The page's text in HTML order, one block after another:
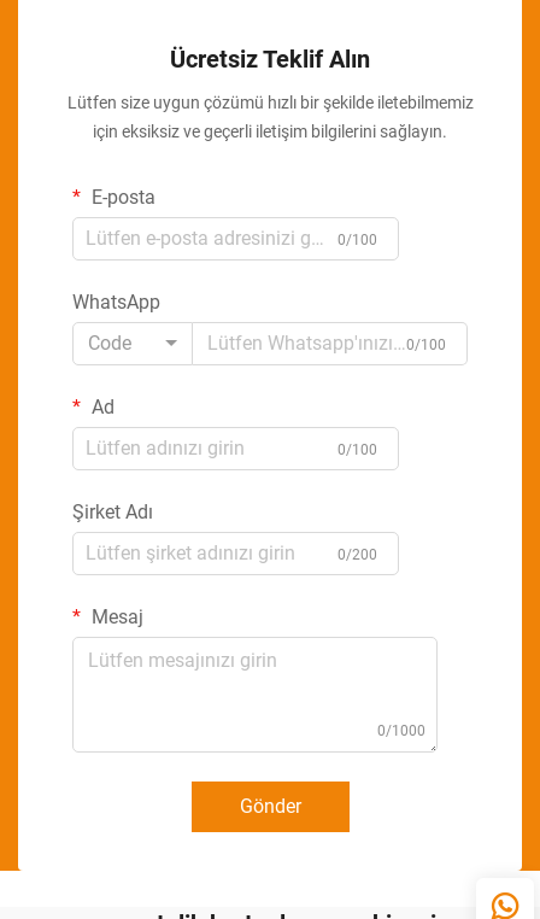
Ücretsiz Teklif Alın
Lütfen size uygun çözümü hızlı bir şekilde iletebilmemiz
için eksiksiz ve geçerli iletişim bilgilerini sağlayın.
E-posta
0/100
WhatsApp
Code
0/100
Ad
0/100
Şirket Adı
0/200
Mesaj
0/1000
Gönder